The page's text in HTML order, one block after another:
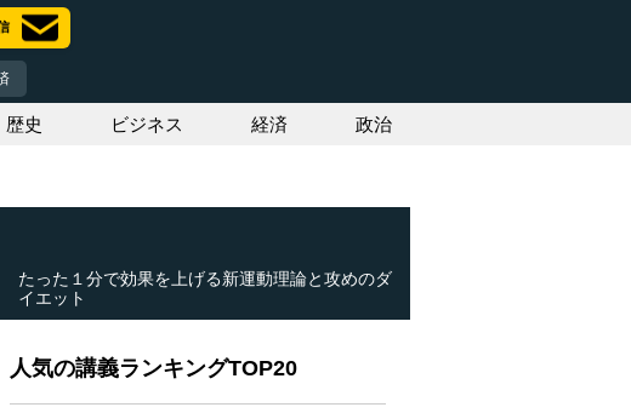
歴史 ビジネス 経済 政治
たった１分で効果を上げる新運動理論と攻めのダ
イエット
人気の講義ランキングTOP20